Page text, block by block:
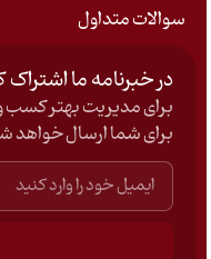
سوالات متداول
در خبرنامه ما اشتراک
برای مدیریت بهتر کسب
برای شما ارسال خواهد